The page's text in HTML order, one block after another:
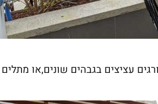
עציצים בגבהים שונים,או מתלים